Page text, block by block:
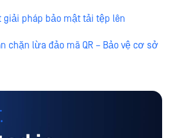
giải pháp bảo mật tải tệp lên
chặn lừa đảo mã QR – Bảo vệ cơ sở
OPSWAT